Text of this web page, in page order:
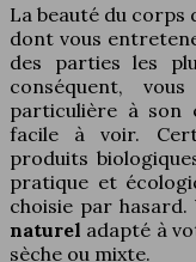
La beauté du corps
dont vous
des parties les
conséquent,
particulière à son
facile à voir.
produits
pratique et
choisie par
naturel adapté à
sèche ou mixte.